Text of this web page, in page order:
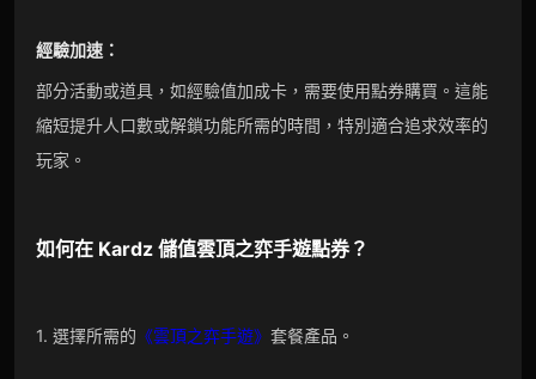
經驗加速：
部分活動或道具，如經驗值加成卡，需要使用點券購買。這能
縮短提升人口數或解鎖功能所需的時間，特別適合追求效率的
玩家。
如何在 Kardz儲值雲頂之弈手遊點券？
1. 選擇所需的 《雲頂之弈手遊》 套餐產品。